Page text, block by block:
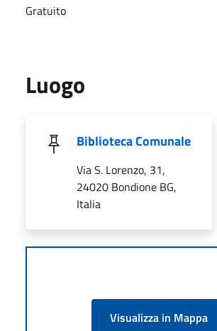
Gratuito
Luogo
Biblioteca Comunale
Via S. Lorenzo, 31,
24020 Bondione BG,
Italia
Visualizza in Mappa